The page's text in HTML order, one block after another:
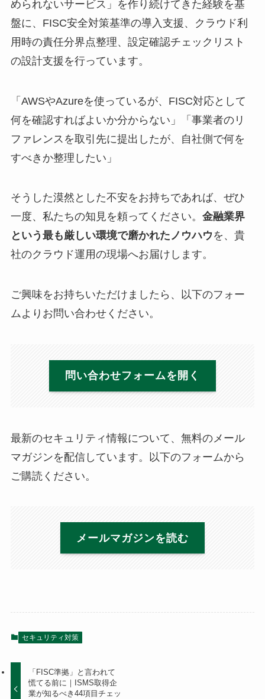
められないサービス」を作り続けてきた経験を基
盤に、FISC安全対策基準の導入支援、クラウド利
用時の責任分界点整理、設定確認チェックリスト
の設計支援を行っています。
「AWSやAzureを使っているが、FISC対応として
何を確認すればよいか分からない」「事業者のリ
ファレンスを取引先に提出したが、自社側で何を
すべきか整理したい」
そうした漠然とした不安をお持ちであれば、ぜひ
一度、私たちの知見を頼ってください。 金融業界
という最も厳しい環境で磨かれたノウハウを、貴
社のクラウド運用の現場へお届けします。
ご興味をお持ちいただけましたら、以下のフォー
ムよりお問い合わせください。
問い合わせフォームを開く
最新のセキュリティ情報について、無料のメール
マガジンを配信しています。以下のフォームから
ご購読ください。
メールマガジンを読む
セキュリティ対策
「FISC準拠」と言われて
慌てる前に｜ISMS取得企
業が知るべき44項目チェッ